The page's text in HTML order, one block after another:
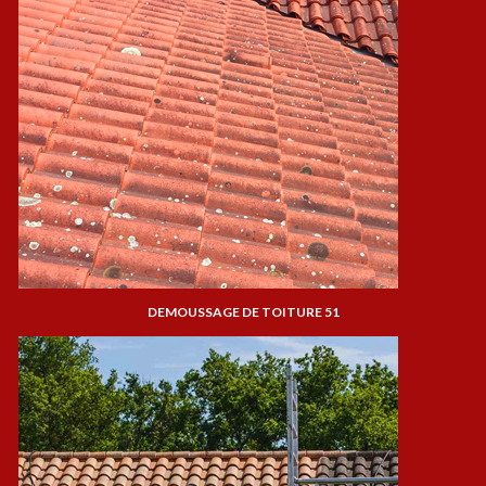
DEMOUSSAGE DE TOITURE 51